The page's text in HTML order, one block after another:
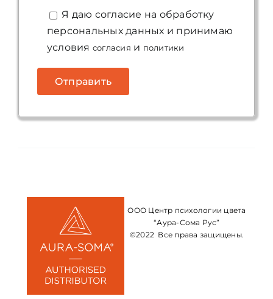
Я даю согласие на обработку
персональных данных и принимаю
условия согласия и политики
ООО Центр психологии цвета
“Аура-Сома Рус”
©2022 Все права защищены.